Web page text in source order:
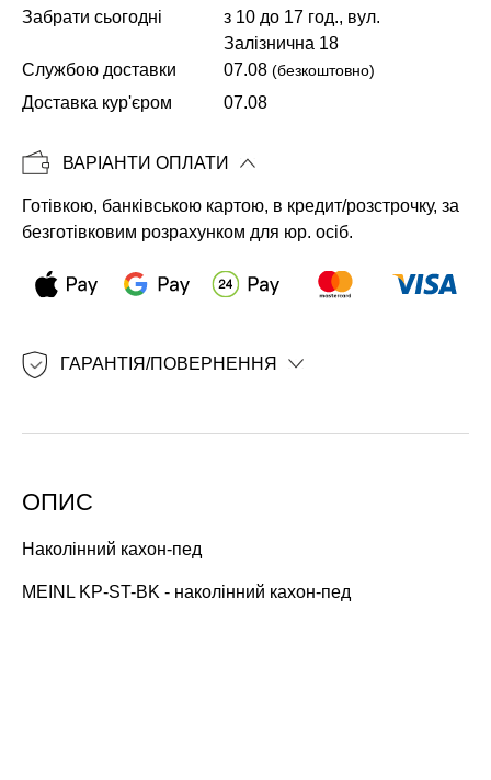
Копіювати
Забрати сьогодні
з 10 до 17 год., вул.
Залізнична 18
Службою доставки
07.08 (безкоштовно)
Доставка кур'єром 07.08
ВАРІАНТИ ОПЛАТИ
Готівкою, банківською картою, в кредит/розстрочку, за
безготівковим розрахунком для юр. осіб.
ГАРАНТІЯ/ПОВЕРНЕННЯ
ОПИС
Наколінний кахон-пед
MEINL KP-ST-BK - наколінний кахон-пед